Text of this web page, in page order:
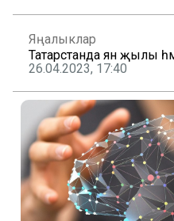
Яңалыклар
Татарстанда янә җылы
26.04.2023, 17:40